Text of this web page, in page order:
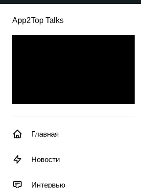
App2Top Talks
Главная
Новости
Интервью